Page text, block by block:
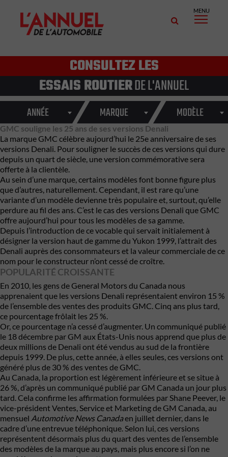
MENU
CONSULTEZ LES
ESSAIS ROUTIERDE L'ANNUEL
ANNÉE MARQUE MODÈLE
GMC souligne les 25 ans de ses versions Denali
La marque GMC célèbre aujourd’hui le 25e anniversaire de ses
versions Denali. Pour souligner le succès de ces versions qui dure
depuis un quart de siècle, une version commémorative sera
offerte à la clientèle.
Au sein d’une marque, certains modèles font bonne figure plus
que d’autres, naturellement. Cependant, il est rare qu’une
variante d’un modèle devienne très populaire et, surtout, qu’elle
perdure au fil des ans. C’est le cas des versions Denali que GMC
offre aujourd’hui pour tous les modèles de sa gamme.
Depuis l’introduction de ce vocable qui servait initialement à
désigner la version haut de gamme du Yukon 1999, l’attrait des
Denali auprès des consommateurs et la valeur commerciale de ce
nom pour le constructeur n’ont cessé de croître.
POPULARITÉ CROISSANTE
En 2010, les gens de General Motors du Canada nous
apprenaient que les versions Denali représentaient environ 15 %
de l’ensemble des ventes des produits GMC. Cinq ans plus tard,
ce pourcentage frôlait les 25 %.
Or, ce pourcentage n’a cessé d’augmenter. Un communiqué publié
le 18 décembre par GM aux États-Unis nous apprend que plus de
deux millions de Denali ont été vendus au sud de la frontière
depuis 1999. De plus, cette année, à elles seules, ces versions ont
généré plus de 30 % des ventes de GMC.
Au Canada, la proportion est légèrement inférieure et se situe à
26 %, d’après un communiqué publié par GM Canada un jour plus
tard. Cela confirme les affirmation formulées par Shane Peever, le
vice-président Ventes, Service et Marketing de GM Canada, au
mensuel Automotive News Canadaen juillet dernier, dans le
cadre d’une entrevue téléphonique. Selon lui, ces versions
représentent désormais plus du quart des ventes de l’ensemble
des modèles de la marque au pays, mais plus encore si l’on ne